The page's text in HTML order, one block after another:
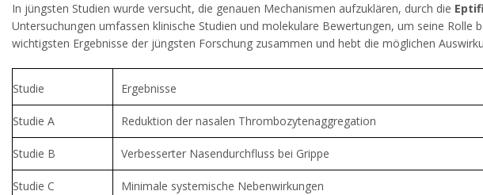
In jüngsten Studien wurde versucht, die genauen Mechanismen aufzuklären, durch die
Untersuchungen umfassen klinische Studien und molekulare Bewertungen, um seine
wichtigsten Ergebnisse der jüngsten Forschung zusammen und hebt die möglichen
Studie Ergebnisse
Studie A Reduktion der nasalen Thrombozytenaggregation
Studie B Verbesserter Nasendurchfluss bei Grippe
Studie C Minimale systemische Nebenwirkungen